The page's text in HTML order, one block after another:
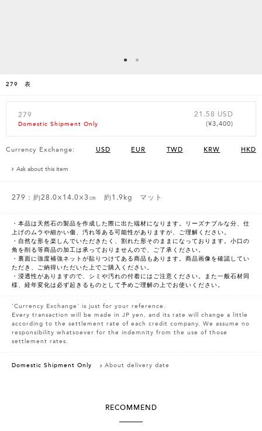
279 表
279
Domestic Shipment Only
21.58 USD
(¥3,400)
Currency Exchange: USD EUR TWD KRW HKD
Ask about this item
279：約28.0×14.0×3㎝ 約1.9kg マット
・本品は天然石の製品を作成した際に出た端材になります。リーズナブルな分、仕
上げのムラや細かい傷、汚れ等ある可能性がありますが、ご理解ください。
・自然な形を楽しんでいただきたく、割れた形そのままになっております。小口の
角を削る等商品の加工は承っておりませんので、ご了承ください。
・裏面に強度補強ネットが貼りつけてある商品もあります。商品画像を確認してい
ただき、ご納得いただいた上でご購入ください。
・浸透性がありますので、シミや汚れの付着にはご注意ください。また一般石材同
様、経年変化は必ず起きるものとして予めご理解の上でお使いください。
'Currency Exchange' is just for your reference.
Every transaction will be made in JP yen, and its rate will change a little
according to the settlement rate of each credit company. We assume no
responsibility whatsoever for the indemnity from the use of those
settlement rates.
Domestic Shipment Only About delivery date
RECOMMEND